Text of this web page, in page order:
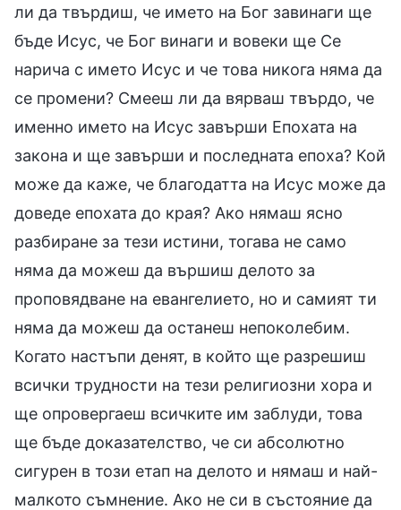
ли да твърдиш, че името на Бог завинаги ще
бъде Исус, че Бог винаги и вовеки ще Се
нарича с името Исус и че това никога няма да
се промени? Смееш ли да вярваш твърдо, че
именно името на Исус завърши Епохата на
закона и ще завърши и последната епоха? Кой
може да каже, че благодатта на Исус може да
доведе епохата до края? Ако нямаш ясно
разбиране за тези истини, тогава не само
няма да можеш да вършиш делото за
проповядване на евангелието, но и самият ти
няма да можеш да останеш непоколебим.
Когато настъпи денят, в който ще разрешиш
всички трудности на тези религиозни хора и
ще опровергаеш всичките им заблуди, това
ще бъде доказателство, че си абсолютно
сигурен в този етап на делото и нямаш и най-
малкото съмнение. Ако не си в състояние да